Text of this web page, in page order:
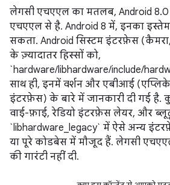
लेगसी एचएएल का मतलब, Android
एचएएल से है. Android 8 में, इनका
सकता. Android सिस्टम इंटरफ़ेस
के ज़्यादातर हिस्सों को,
`hardware/libhardware/include/
साथ ही, इनमें वर्शन और एबीआई
इंटरफ़ेस) के बारे में जानकारी दी गई
वाई-फ़ाई, रेडियो इंटरफ़ेस लेयर, और
`libhardware_legacy` में ऐसे अन्य
या पूरे कोडबेस में मौजूद हैं. लेगसी
की गारंटी नहीं दी.